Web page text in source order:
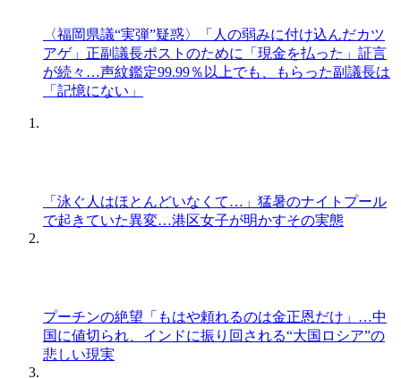
〈福岡県議“実弾”疑惑〉「人の弱みに付け込んだカツ
アゲ」正副議長ポストのために「現金を払った」証言
が続々…声紋鑑定99.99％以上でも、もらった副議長は
「記憶にない」
「泳ぐ人はほとんどいなくて…」猛暑のナイトプール
で起きていた異変…港区女子が明かすその実態
プーチンの絶望「もはや頼れるのは金正恩だけ」…中
国に値切られ、インドに振り回される“大国ロシア”の
悲しい現実